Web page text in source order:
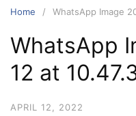
Home WhatsApp Image
WhatsApp
12 at
APRIL 12, 2022